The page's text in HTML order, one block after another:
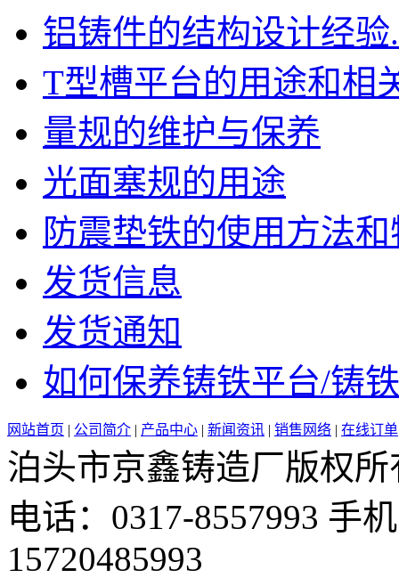
铝铸件的结构设计经验
T型槽平台的用途和相
量规的维护与保养
光面塞规的用途
防震垫铁的使用方法和
发货信息
发货通知
如何保养铸铁平台/铸
网站首页 | 公司简介 | 产品中心 | 新闻资讯 | 销售网络 | 在线订单
泊头市京鑫铸造厂版权所
电话：0317-8557993 手
15720485993